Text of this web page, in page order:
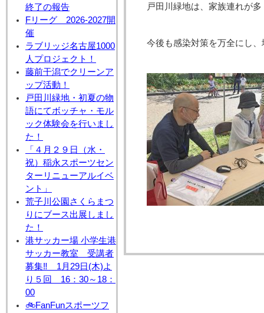
終了の報告
Fリーグ 2026-2027開
催
ラブリッジ名古屋1000
人プロジェクト！
藤前干潟でクリーンア
ップ活動！
戸田川緑地・初夏の物
語にてボッチャ・モル
ック体験会を行いまし
た！
「４月２９日（水・
祝）稲永スポーツセン
ターリニューアルイベ
ント」
荒子川公園さくらまつ
りにブース出展しまし
た！
港サッカー場 小学生港
サッカー教室 受講者
募集‼ 1月29日(木)よ
り５回 16：30～18：
00
🚲FanFunスポーツフ
戸田川緑地は、家族連れが
今後も感染対策を万全にし